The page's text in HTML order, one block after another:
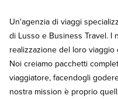
Un'agenzia di viaggi
di Lusso e Business Travel.
realizzazione del loro
Noi creiamo pacchetti
viaggiatore, facendogli
nostra mission è proprio